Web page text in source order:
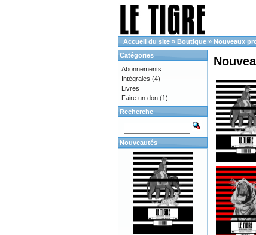
Accueil du site » Boutique » Nouveaux
Catégories
Abonnements
Intégrales (4)
Livres
Faire un don (1)
Recherche
Nouveautés